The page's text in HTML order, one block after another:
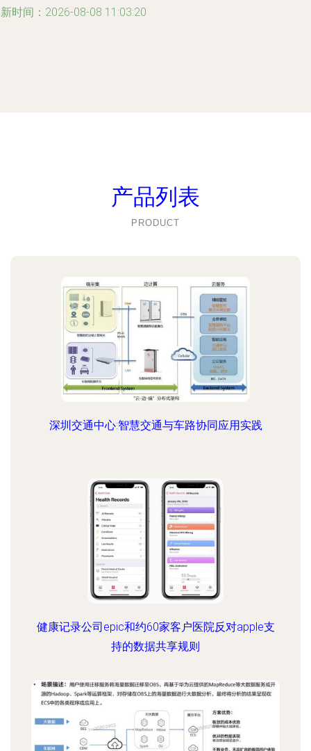
时间：2026-08-08 11:03:20
产品列表
PRODUCT
深圳交通中心:智慧交通与车路协同应用实践
健康记录公司epic和约60家客户医院反对apple支
持的数据共享规则